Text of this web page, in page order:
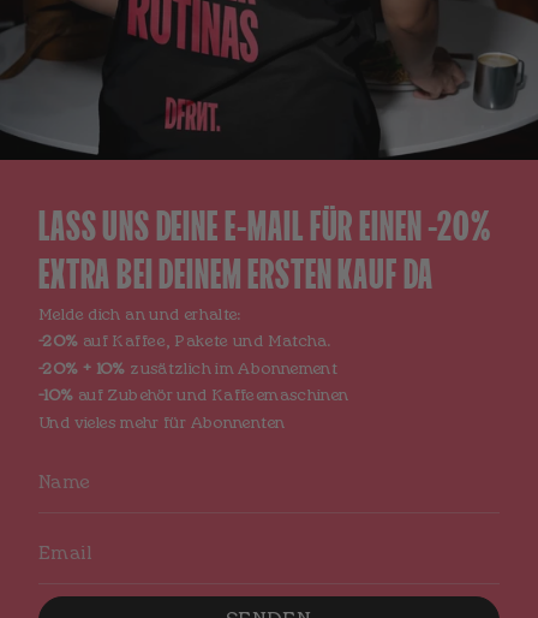
LASS UNS DEINE E-MAIL FÜR EINEN -20%
EXTRA BEI DEINEM ERSTEN KAUF DA
Melde dich an und erhalte:
-20% auf Kaffee, Pakete und Matcha.
-20% + 10% zusätzlich im Abonnement
-10% auf Zubehör und Kaffeemaschinen
Und vieles mehr für Abonnenten